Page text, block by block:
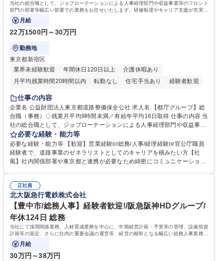
当社の総合職として、ジョブローテーションによる人事経理部門や収益事業等のフロント
部門の部署等幅広い部署での業務をお任せいたします。研修制度やキャリア支援が充実し
ております！ ※下記業務詳細
月給
22万1500円～30万円
勤務地
東京都新宿区
業界未経験歓迎
年間休日120日以上
介護休暇あり
月平均残業時間20時間以内
転勤なし 住宅手当あり
経験者歓迎
研修あり
退職金あり
駅近5分以内
資格取得手当あり 食事補助あり
仕事の内容
企業名 公益財団法人東京都道路整備保全公社 求人名 【都庁グループ】総
合職（事務）◇残業月平均9時間未満／有給年平均16日取得 仕事の内容 当
社の総合職として、ジョブローテーションによる人事経理部門や収益事業
等のフロント部門の部署等幅広い部署での業務をお任せいたします。研修
制度やキャリア支援が充実しております！ ※下記業務詳細 【業務詳細】■
管理部門：広報、人事、経理など当公社の運営に係る管理業務 ■収益部
門：駐車場の新規開拓、管理運営、新宿駅西口広場の「イベントコーナ
道路施設や道路工事現場の見学ツアー事業 ※入社後は上記いずれかの部門
へ配属。※業務内容変更の範囲：会社の定める業務 募集職種 【都庁グル
ープ】総合職（事務）◇残業月平均9時間未満／有給年平均16日取得
必要な経験・能力等
必要な経験・能力等 【歓迎】営業経験or総務/人事/経理経験or官公庁職員
経験者で、道路事業のゼネラリストとしてのキャリアを積みたい方【社
風】社内関係部署や東京都と連携が必要なため綿密にコミュニケーション
部門など多岐に渡る業務を経験できます。 ■様々なプロジェクト：駐車場
事業の他、新宿駅西口広場内に設置された照明を兼ねた広告「ブライトサ
イン」の管理運営を行うなど、事業収益を生み出す活動を積極的に行って
います。 学歴・資格 学歴：大学院 大学 高専 短大 専修学校 高校 語学力：
資格：
正社員
北大阪急行電鉄株式会社
【豊中市/総務人事】経験者歓迎!/阪急阪神HDグループ/
年休124日 総務
当社にて採用関係業務、人材育成業務を中心に、中期経営計画・予算等の管理、設備投資
計画等の策定、さらに社内の重要会議の運営等、経営の根幹となる幅広い総務人事業務全
般を担当していただきます。
月給
30万円～38万円